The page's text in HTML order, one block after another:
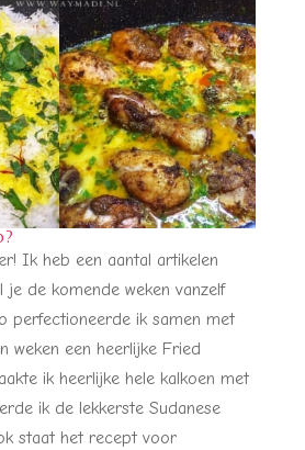
Ik heb een aantal artikelen
je de komende weken vanzelf
perfectioneerde ik samen met
weken een heerlijke Fried
ik heerlijke hele kalkoen met
ik de lekkerste Sudanese
staat het recept voor